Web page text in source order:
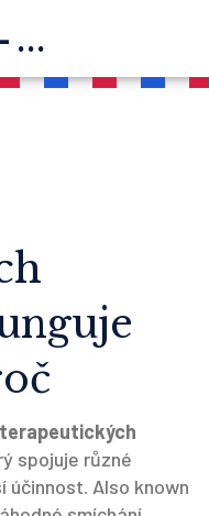
Inspirace Liberec – psychoterapie
spojuje různé
účinnost. Also known